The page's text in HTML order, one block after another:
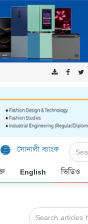
ব্যাংক লিমিটেড-এর
English ভিডিও